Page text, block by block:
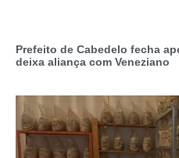
Prefeito de Cabedelo fecha
deixa aliança com Veneziano